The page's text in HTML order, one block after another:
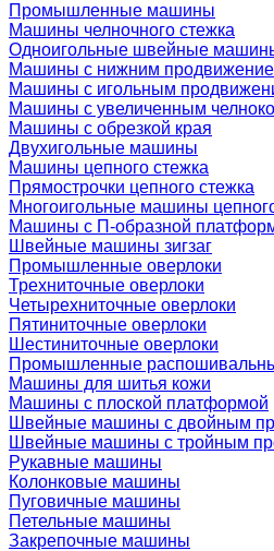
Промышленные машины
Машины челночного стежка
Одноигольные швейные
Машины с нижним
Машины с игольным
Машины с увеличенным
Машины с обрезкой края
Двухигольные машины
Машины цепного стежка
Прямострочки цепного стежка
Многоигольные машины
Машины с П-образной
Швейные машины зигзаг
Промышленные оверлоки
Трехниточные оверлоки
Четырехниточные оверлоки
Пятиниточные оверлоки
Шестиниточные оверлоки
Промышленные
Машины для шитья кожи
Машины с плоской платформой
Швейные машины с двойным
Швейные машины с тройным
Рукавные машины
Колонковые машины
Пуговичные машины
Петельные машины
Закрепочные машины